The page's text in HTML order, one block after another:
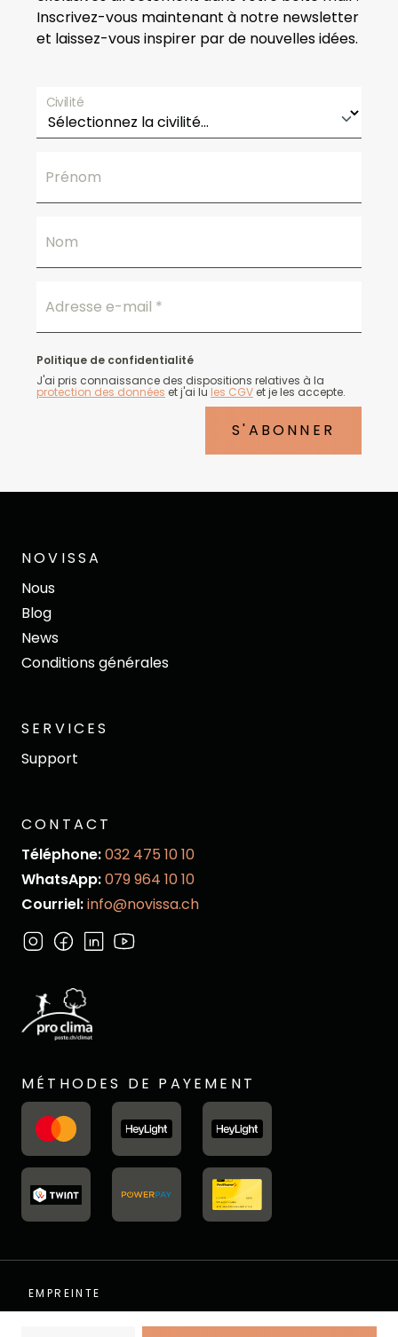
Inscrivez-vous maintenant à notre newsletter
et laissez-vous inspirer par de nouvelles idées.
Civilité
Prénom
Nom
Adresse e-mail *
Politique de confidentialité
J'ai pris connaissance des dispositions relatives à la
protection des données et j'ai lu les CGV et je les accepte.
S'ABONNER
NOVISSA
Nous
Blog
News
Conditions générales
SERVICES
Support
CONTACT
Téléphone:032 475 10 10
WhatsApp:079 964 10 10
Courriel:info@novissa.ch
MÉTHODES DE PAYEMENT
EMPREINTE